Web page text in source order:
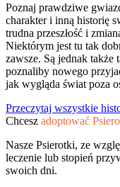
Poznaj prawdziwe
charakter i inną historię
trudna przeszłość i
Niektórym jest tu tak
zawsze. Są jednak także
poznaliby nowego
jak wygląda świat poza
Przeczytaj wszystkie
Chcesz adoptować
Nasze Psierotki, ze
leczenie lub stopień
swoich dni.